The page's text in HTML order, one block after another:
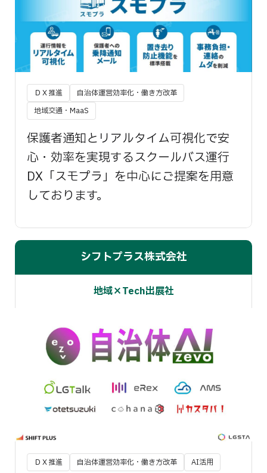
ＤＸ推進
自治体運営効率化・働き方改革
地域交通・MaaS
保護者通知とリアルタイム可視化で安
心・効率を実現するスクールバス運行
DX「スモプラ」を中心にご提案を用意
しております。
シフトプラス株式会社
地域×Tech出展社
ＤＸ推進 自治体運営効率化・働き方改革 AI活用